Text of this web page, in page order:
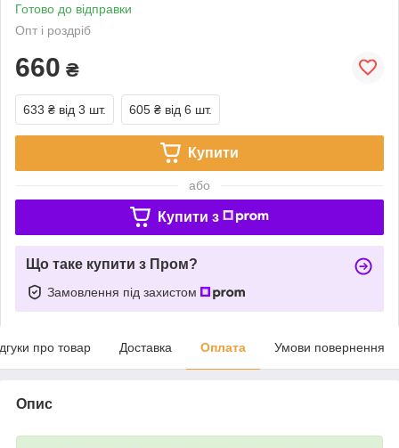
Готово до відправки
Опт і роздріб
660 ₴
633 ₴ від 3 шт. 605 ₴ від 6 шт.
Купити
або
Купити з
Що таке купити з Пром?
Замовлення під захистом
про товар Доставка Оплата Умови повернення
Опис